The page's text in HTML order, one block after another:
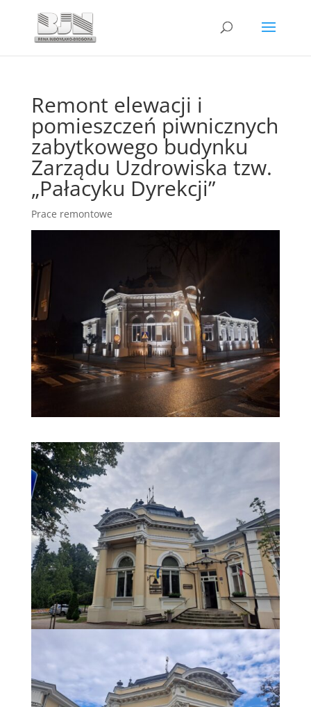
Remont elewacji i
pomieszczeń piwnicznych
zabytkowego budynku
Zarządu Uzdrowiska tzw.
„Pałacyku Dyrekcji”
Prace remontowe